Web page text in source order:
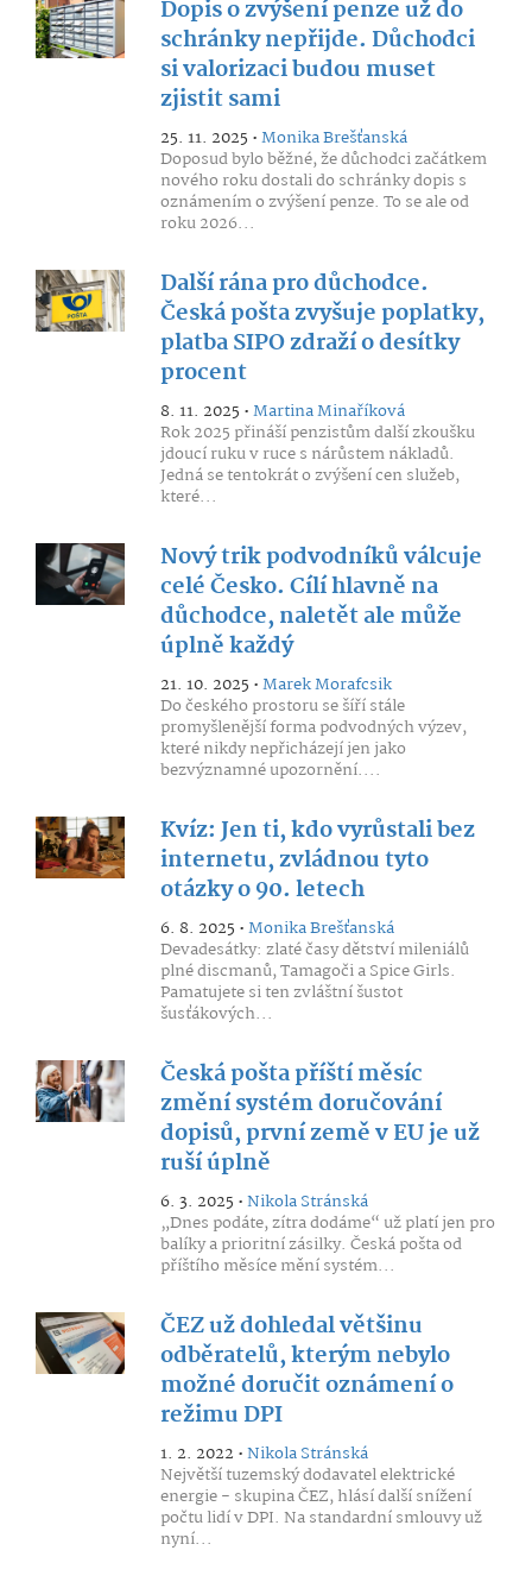
Dopis o zvýšení penze už do
schránky nepřijde. Důchodci
si valorizaci budou muset
zjistit sami
25. 11. 2025 •Monika Brešťanská
Doposud bylo běžné, že důchodci začátkem
nového roku dostali do schránky dopis s
oznámením o zvýšení penze. To se ale od
roku 2026...
Další rána pro důchodce.
Česká pošta zvyšuje poplatky,
platba SIPO zdraží o desítky
procent
8. 11. 2025 •Martina Minaříková
Rok 2025 přináší penzistům další zkoušku
jdoucí ruku v ruce s nárůstem nákladů.
Jedná se tentokrát o zvýšení cen služeb,
které...
Nový trik podvodníků válcuje
celé Česko. Cílí hlavně na
důchodce, naletět ale může
úplně každý
21. 10. 2025 •Marek Morafcsik
Do českého prostoru se šíří stále
promyšlenější forma podvodných výzev,
které nikdy nepřicházejí jen jako
bezvýznamné upozornění....
Kvíz: Jen ti, kdo vyrůstali bez
internetu, zvládnou tyto
otázky o 90. letech
6. 8. 2025 •Monika Brešťanská
Devadesátky: zlaté časy dětství mileniálů
plné discmanů, Tamagoči a Spice Girls.
Pamatujete si ten zvláštní šustot
šusťákových...
Česká pošta příští měsíc
změní systém doručování
dopisů, první země v EU je už
ruší úplně
6. 3. 2025 •Nikola Stránská
„Dnes podáte, zítra dodáme“ už platí jen pro
balíky a prioritní zásilky. Česká pošta od
příštího měsíce mění systém...
ČEZ už dohledal většinu
odběratelů, kterým nebylo
možné doručit oznámení o
režimu DPI
1. 2. 2022 •Nikola Stránská
Největší tuzemský dodavatel elektrické
energie - skupina ČEZ, hlásí další snížení
počtu lidí v DPI. Na standardní smlouvy už
nyní...